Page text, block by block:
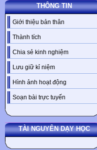
THÔNG TIN
Giới thiệu bản thân
Thành tích
Chia sẻ kinh nghiệm
Lưu giữ kỉ niệm
Hình ảnh hoạt động
Soạn bài trực tuyến
TÀI NGUYÊN DẠY HỌC